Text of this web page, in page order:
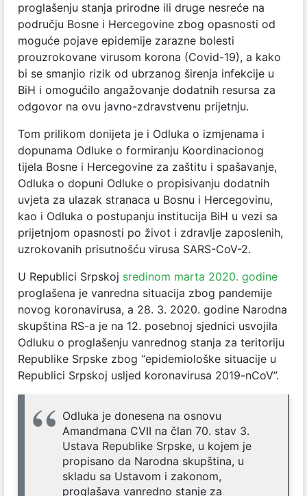
proglašenju stanja prirodne ili druge nesreće na
području Bosne i Hercegovine zbog opasnosti od
moguće pojave epidemije zarazne bolesti
prouzrokovane virusom korona (Covid-19), a kako
bi se smanjio rizik od ubrzanog širenja infekcije u
BiH i omogućilo angažovanje dodatnih resursa za
odgovor na ovu javno-zdravstvenu prijetnju.
Tom prilikom donijeta je i Odluka o izmjenama i
dopunama Odluke o formiranju Koordinacionog
tijela Bosne i Hercegovine za zaštitu i spašavanje,
Odluka o dopuni Odluke o propisivanju dodatnih
uvjeta za ulazak stranaca u Bosnu i Hercegovinu,
kao i Odluka o postupanju institucija BiH u vezi sa
prijetnjom opasnosti po život i zdravlje zaposlenih,
uzrokovanih prisutnošću virusa SARS-CoV-2.
U Republici Srpskoj sredinom marta 2020. godine
proglašena je vanredna situacija zbog pandemije
novog koronavirusa, a 28. 3. 2020. godine Narodna
skupština RS-a je na 12. posebnoj sjednici usvojila
Odluku o proglašenju vanrednog stanja za teritoriju
Republike Srpske zbog “epidemiološke situacije u
Republici Srpskoj usljed koronavirusa 2019-nCoV”.
Odluka je donesena na osnovu
Amandmana CVII na član 70. stav 3.
Ustava Republike Srpske, u kojem je
propisano da Narodna skupština, u
skladu sa Ustavom i zakonom,
proglašava vanredno stanje za